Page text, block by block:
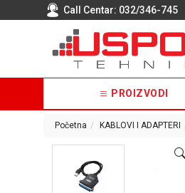
Call Centar: 032/346-745
PROIZVODI
Početna KABLOVI I ADAPTERI